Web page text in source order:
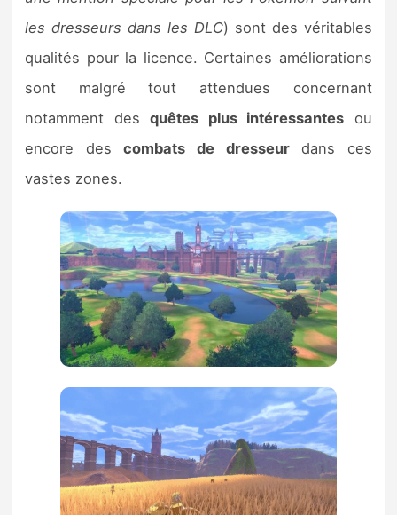
les dresseurs dans les DLC) sont des véritables
qualités pour la licence. Certaines améliorations
sont malgré tout attendues concernant
notamment desquêtes plus intéressantes ou
encore descombats de dresseurdans ces
vastes zones.